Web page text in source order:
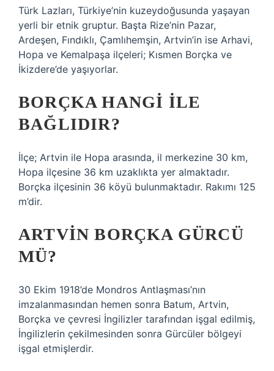
Türk Lazları, Türkiye’nin kuzeydoğusunda yaşayan
yerli bir etnik gruptur. Başta Rize’nin Pazar,
Ardeşen, Fındıklı, Çamlıhemşin, Artvin’in ise Arhavi,
Hopa ve Kemalpaşa ilçeleri; Kısmen Borçka ve
İkizdere’de yaşıyorlar.
BORÇKA HANGI ILE
BAĞLIDIR?
İlçe; Artvin ile Hopa arasında, il merkezine 30 km,
Hopa ilçesine 36 km uzaklıkta yer almaktadır.
Borçka ilçesinin 36 köyü bulunmaktadır. Rakımı 125
m’dir.
ARTVIN BORÇKA GÜRCÜ
MÜ?
30 Ekim 1918’de Mondros Antlaşması’nın
imzalanmasından hemen sonra Batum, Artvin,
Borçka ve çevresi İngilizler tarafından işgal edilmiş,
İngilizlerin çekilmesinden sonra Gürcüler bölgeyi
işgal etmişlerdir.